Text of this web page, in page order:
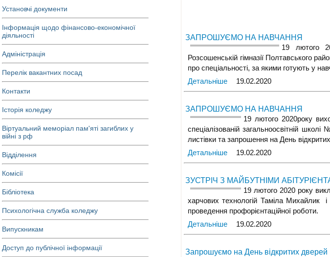
Установчі документи
Інформація щодо фінансово-економічної
діяльності
Адміністрація
Перелік вакантних посад
Контакти
Історія коледжу
Віртуальний меморіал пам'яті загиблих у
війні з рф
Відділення
Комісії
Бібліотека
Психологічна служба коледжу
Випускникам
Доступ до публічної інформації
ЗАПРОШУЄМО НА НАВЧАННЯ
19 лютого
Розсошенській гімназії Полтавського
про спеціальності, за якими готують у
Детальніше
19.02.2020
ЗАПРОШУЄМО НА НАВЧАННЯ
19 лютого 2020року
спеціалізованій загальноосвітній
листівки та запрошення на День
Детальніше
19.02.2020
ЗУСТРІЧ З МАЙБУТНІМИ
19 лютого 2020 року
харчових технологій Таміла Михайлик
проведення профорієнтаційної роботи.
Детальніше
19.02.2020
Запрошуємо на День відкритих дверей